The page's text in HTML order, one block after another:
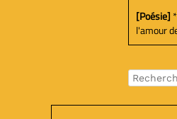
[Poésie]
l'amour